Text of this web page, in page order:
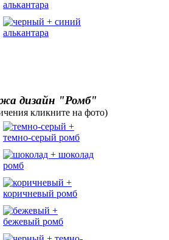
дизайн "Ромб"
кликните на фото)